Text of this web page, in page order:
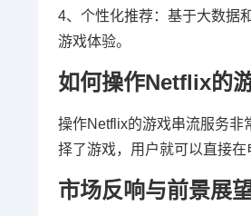
4、个性化推荐：基于大数据
游戏体验。
如何操作Netflix的
操作Netflix的游戏串流服务非
择了游戏，用户就可以直接
市场反响与前景展